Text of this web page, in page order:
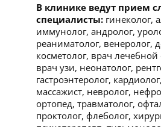
В клинике ведут прием
специалисты: гинеколог,
иммунолог, андролог,
реаниматолог, венеролог,
косметолог, врач
врач узи, неонатолог,
гастроэнтеролог,
массажист, невролог,
ортопед, травматолог,
проктолог, флеболог,